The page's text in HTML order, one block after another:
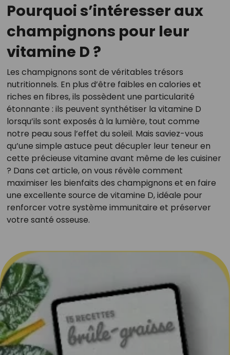
Pourquoi s’intéresser aux
champignons pour leur
vitamine D ?
Les champignons sont de véritables trésors
nutritionnels. En plus d’être faibles en calories et
riches en fibres, ils possèdent une particularité
étonnante : ils peuvent synthétiser la vitamine D
lorsqu’ils sont exposés à la lumière, tout comme
notre peau sous l’effet du soleil. Mais saviez-vous
qu’une simple astuce peut décupler leur teneur en
cette précieuse vitamine avant même de les cuisiner
? Dans cet article, on vous révèle comment
maximiser les bienfaits des champignons et en faire
une excellente source de vitamine D, idéale pour
renforcer votre système immunitaire et préserver
votre santé osseuse.